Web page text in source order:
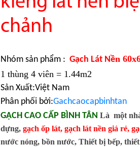
chảnh
Nhóm sản phẩm : Gạch Lát Nền
1 thùng 4 viên = 1.44m2
Sản Xuất:Việt Nam
Phân phối bởi:Gachcaocapbinhtan
GẠCH CAO CẤP BÌNH TÂN Là một
dựng,gạch ốp lát,gạch lát nền giá rẻ,
nước nóng, bồn nước, Thiết bị bếp,